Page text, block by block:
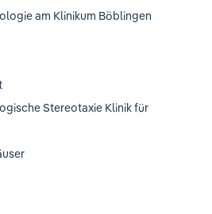
am Klinikum Böblingen
Stereotaxie Klinik für